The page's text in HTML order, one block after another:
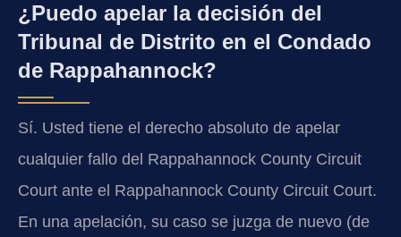
¿Puedo apelar la decisión del
Tribunal de Distrito en el Condado
de Rappahannock?
Sí. Usted tiene el derecho absoluto de apelar
cualquier fallo del Rappahannock County Circuit
Court ante el Rappahannock County Circuit Court.
En una apelación, su caso se juzga de nuevo (de